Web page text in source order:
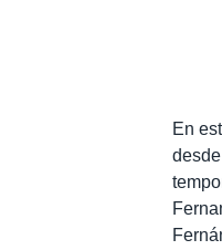
En